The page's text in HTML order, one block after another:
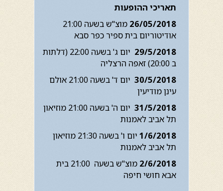
תאריכי ההופעות
26/05/2018
מוצ"ש בשעה 21:00
אודיטוריום בית ספיר כפר סבא
29/5/2018
יום ג' בשעה 22:00 (דלתות
ב 20:00) זאפה הרצליה
30/5/2018
יום ד' בשעה 21:00 אולם
עינן מודיעין
31/5/2018
יום ה' בשעה 21:00 מוזיאון
תל אביב לאמנות
1/6/2018
יום ו' בשעה 21:30 מוזיאון
תל אביב לאמנות
2/6/2018
מוצ"ש בשעה 21:00 בית
אבא חושי חיפה